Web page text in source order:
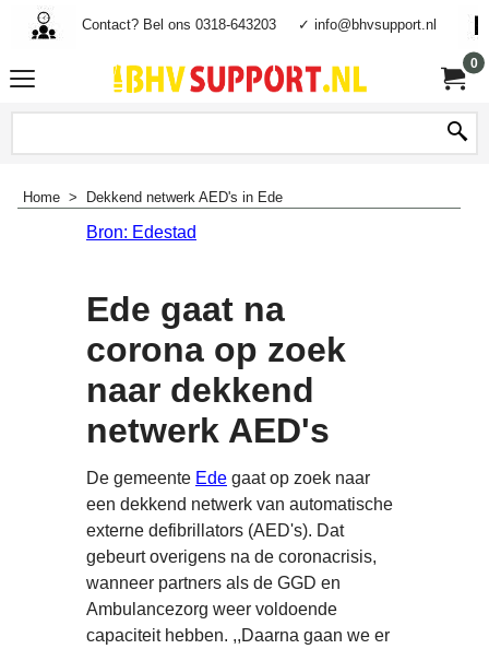
Contact? Bel ons 0318-643203 ✓ info@bhvsupport.nl
0
Home > Dekkend netwerk AED's in Ede
Bron: Edestad
Ede gaat na
corona op zoek
naar dekkend
netwerk AED's
De gemeente Ede gaat op zoek naar
een dekkend netwerk van automatische
externe defibrillators (AED's). Dat
gebeurt overigens na de coronacrisis,
wanneer partners als de GGD en
Ambulancezorg weer voldoende
capaciteit hebben. ,,Daarna gaan we er